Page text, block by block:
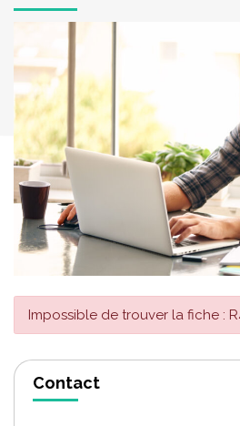
Impossible de trouver la fiche :
Contact